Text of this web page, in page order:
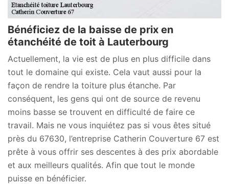
Bénéficiez de la baisse de prix en
étanchéité de toit à Lauterbourg
Actuellement, la vie est de plus en plus difficile dans
tout le domaine qui existe. Cela vaut aussi pour la
façon de rendre la toiture plus étanche. Par
conséquent, les gens qui ont de source de revenu
moins basse se trouvent en difficulté de faire ce
travail. Mais ne vous inquiétez pas si vous êtes situé
près du 67630, l’entreprise Catherin Couverture 67 est
prête à vous offrir ses descentes à des prix abordable
et aux meilleurs qualités. Afin que tout le monde
puisse en bénéficier.